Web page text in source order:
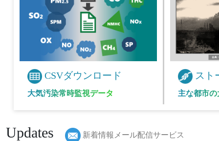
CSVダウンロード
大気汚染常時監視データ
スト
主な都市
Updates 新着情報メール配信サービス